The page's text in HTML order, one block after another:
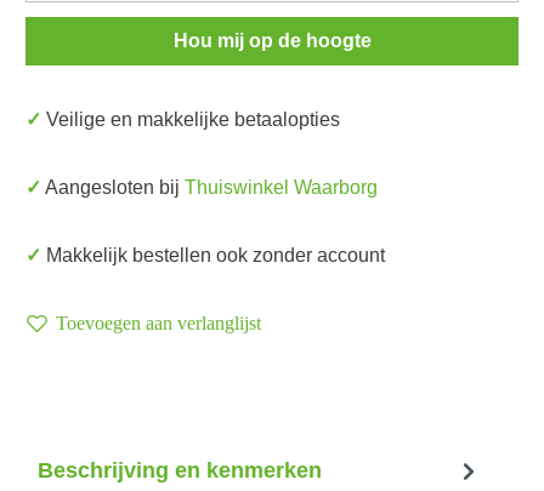
Hou mij op de hoogte
✓ Veilige en makkelijke betaalopties
✓ Aangesloten bij Thuiswinkel Waarborg
✓ Makkelijk bestellen ook zonder account
Toevoegen aan verlanglijst
Beschrijving en kenmerken